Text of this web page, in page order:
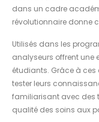
dans un cadre
révolutionnaire donne
Utilisés dans les
analyseurs offrent une
étudiants. Grâce à
tester leurs
familiarisant avec des
qualité des soins aux